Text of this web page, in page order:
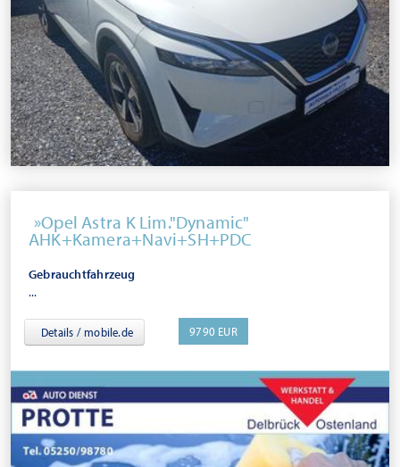
Opel Astra K Lim."Dynamic"
AHK+Kamera+Navi+SH+PDC
Gebrauchtfahrzeug
...
Details / mobile.de 9790 EUR